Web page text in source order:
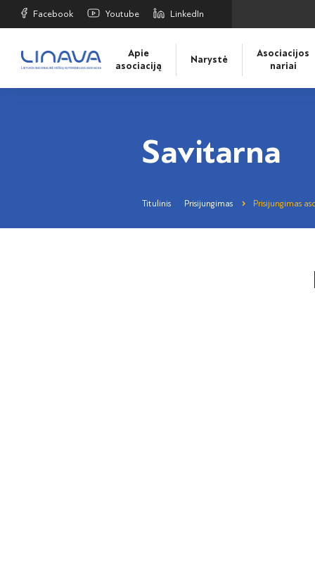
Facebook Youtube LinkedIn
Apie
asociaciją
Narystė
Asociacijos
nariai
Savitarna
Titulinis Prisijungimas Prisijungimas